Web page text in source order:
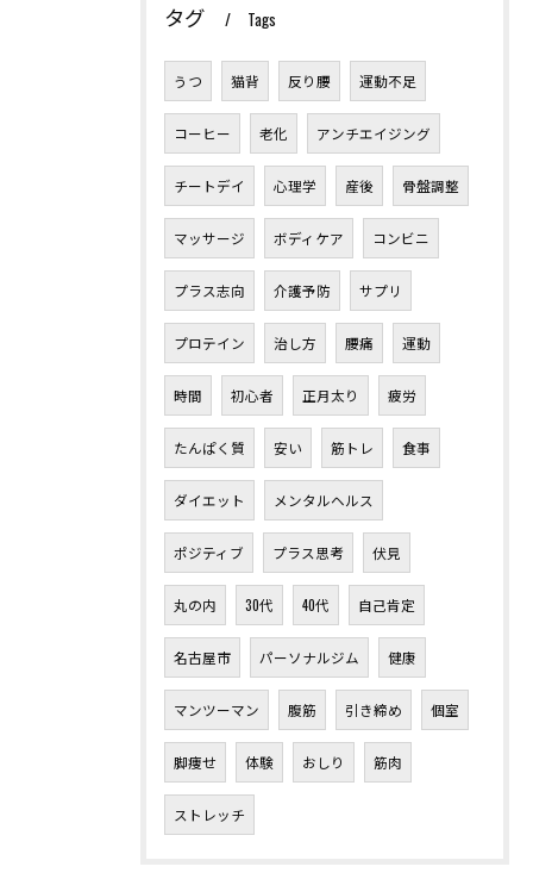
タグ Tags
うつ 猫背 反り腰 運動不足
コーヒー 老化 アンチエイジング
チートデイ 心理学 産後 骨盤調整
マッサージ ボディケア コンビニ
プラス志向 介護予防 サプリ
プロテイン 治し方 腰痛 運動
時間 初心者 正月太り 疲労
たんぱく質 安い 筋トレ 食事
ダイエット メンタルヘルス
ポジティブ プラス思考 伏見
丸の内 30代 40代 自己肯定
名古屋市 パーソナルジム 健康
マンツーマン 腹筋 引き締め 個室
脚痩せ 体験 おしり 筋肉
ストレッチ